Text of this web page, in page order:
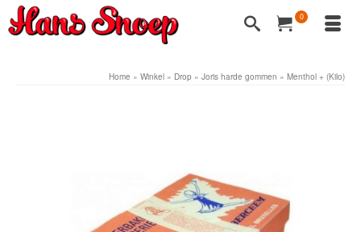
0
Home » Winkel » Drop » Joris harde gommen » Menthol + (Kilo)